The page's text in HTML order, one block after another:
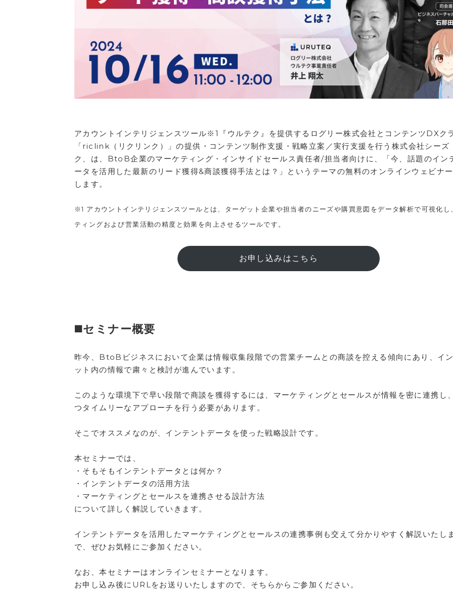
アカウントインテリジェンスツール※1『ウルテク』を提供するログリー株式会社とコンテンツDXク
「riclink（リクリンク）」の提供・コンテンツ制作支援・戦略立案／実行支援を行う株式会社シーズ
ク、は、BtoB企業のマーケティング・インサイドセールス責任者/担当者向けに、「今、話題のイン
ータを活用した最新のリード獲得&商談獲得手法とは？」というテーマの無料のオンラインウェビナ
します。
※1 アカウントインテリジェンスツールとは、ターゲット企業や担当者のニーズや購買意図をデータ解析で可視化し
ティングおよび営業活動の精度と効果を向上させるツールです。
お申し込みはこちら
◼️セミナー概要
昨今、BtoBビジネスにおいて企業は情報収集段階での営業チームとの商談を控える傾向にあり、イ
ット内の情報で粛々と検討が進んでいます。
このような環境下で早い段階で商談を獲得するには、マーケティングとセールスが情報を密に連携し
つタイムリーなアプローチを行う必要があります。
そこでオススメなのが、インテントデータを使った戦略設計です。
本セミナーでは、
・そもそもインテントデータとは何か？
・インテントデータの活用方法
・マーケティングとセールスを連携させる設計方法
について詳しく解説していきます。
インテントデータを活用したマーケティングとセールスの連携事例も交えて分かりやすく解説いたし
で、ぜひお気軽にご参加ください。
なお、本セミナーはオンラインセミナーとなります。
お申し込み後にURLをお送りいたしますので、そちらからご参加ください。